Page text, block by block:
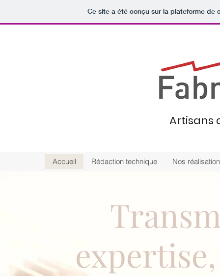
Ce site a été conçu sur la plateforme
Artisans
Accueil Rédaction technique Nos